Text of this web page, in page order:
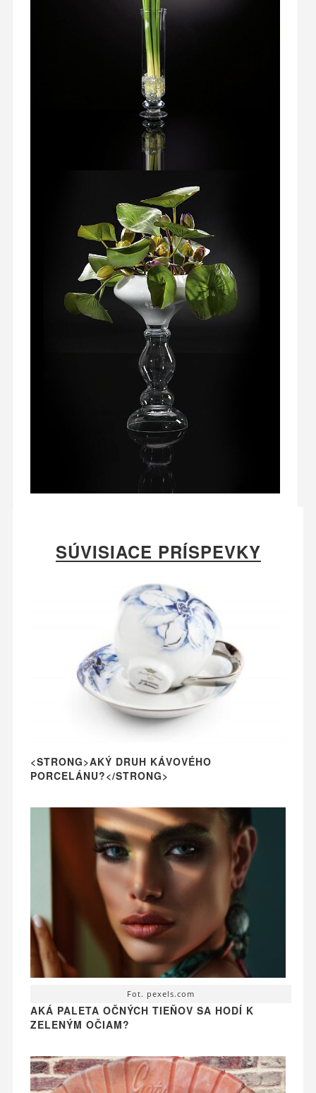
SÚVISIACE PRÍSPEVKY
<STRONG>AKÝ DRUH KÁVOVÉHO
PORCELÁNU?</STRONG>
Fot. pexels.com
AKÁ PALETA OČNÝCH TIEŇOV SA HODÍ K
ZELENÝM OČIAM?